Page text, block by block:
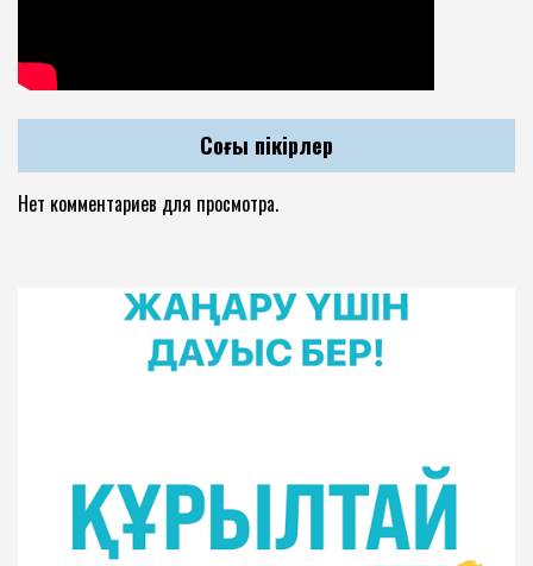
Соңғы пікірлер
Нет комментариев для просмотра.